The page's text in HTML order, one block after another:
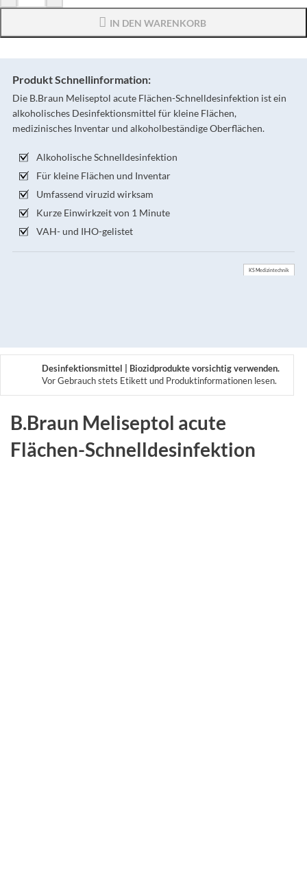
IN DEN WARENKORB
Produkt Schnellinformation:
Die B.Braun Meliseptol acute Flächen-Schnelldesinfektion ist ein
alkoholisches Desinfektionsmittel für kleine Flächen,
medizinisches Inventar und alkoholbeständige Oberflächen.
Alkoholische Schnelldesinfektion
Für kleine Flächen und Inventar
Umfassend viruzid wirksam
Kurze Einwirkzeit von 1 Minute
VAH- und IHO-gelistet
KS Medizintechnik
Desinfektionsmittel | Biozidprodukte vorsichtig verwenden.
Vor Gebrauch stets Etikett und Produktinformationen lesen.
B.Braun Meliseptol acute
Flächen-Schnelldesinfektion